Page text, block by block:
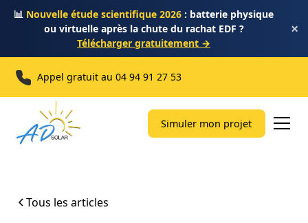
📊 Nouvelle étude scientifique 2026 : batterie physique
ou virtuelle après la chute du rachat EDF ?
Télécharger gratuitement →
×
Appel gratuit au04 94 91 27 53
Simuler mon projet
Tous les articles